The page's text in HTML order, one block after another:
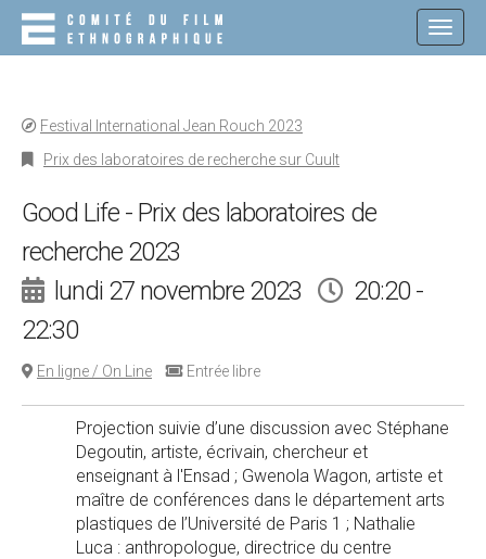
Festival International Jean Rouch 2023
Prix des laboratoires de recherche sur Cuult
Good Life - Prix des laboratoires de
recherche 2023
lundi 27 novembre 2023
20:20 -
22:30
En ligne / On Line Entrée libre
Projection suivie d’une discussion avec Stéphane
Degoutin, artiste, écrivain, chercheur et
enseignant à l'Ensad ; Gwenola Wagon, artiste et
maître de conférences dans le département arts
plastiques de l’Université de Paris 1 ; Nathalie
Luca : anthropologue, directrice du centre